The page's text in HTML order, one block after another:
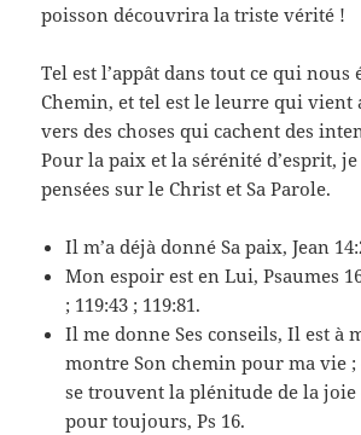
poisson découvrira la triste vérité !
Tel est l’appât dans tout ce qui
Chemin, et tel est le leurre qui vient
vers des choses qui cachent des
Pour la paix et la sérénité d’esprit,
pensées sur le Christ et Sa Parole.
Il m’a déjà donné Sa paix, Jean
Mon espoir est en Lui, Psaumes
; 119:43 ; 119:81.
Il me donne Ses conseils, Il est à
montre Son chemin pour ma vie ;
se trouvent la plénitude de la joie
pour toujours, Ps 16.